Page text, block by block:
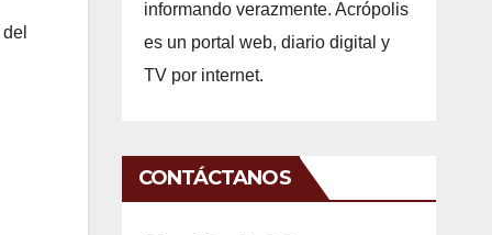
informando verazmente. Acrópolis
es un portal web, diario digital y
TV por internet.
CONTÁCTANOS